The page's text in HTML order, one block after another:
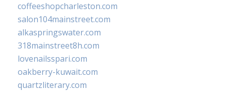
coffeeshopcharleston.com
salon104mainstreet.com
alkaspringswater.com
318mainstreet8h.com
lovenailsspari.com
oakberry-kuwait.com
quartzliterary.com